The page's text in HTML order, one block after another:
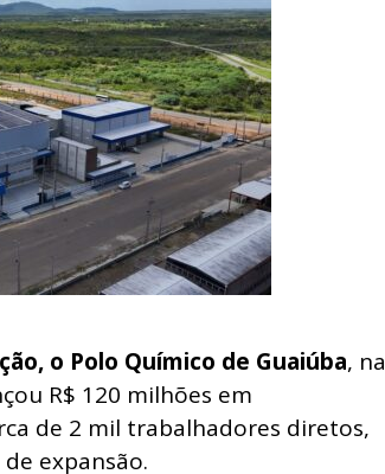
o Polo Químico de Guaiúba, na
R$ 120 milhões em
de 2 mil trabalhadores diretos,
expansão.